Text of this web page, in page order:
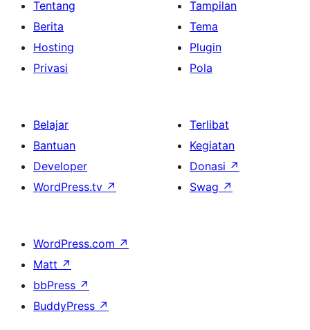
Tentang
Berita
Hosting
Privasi
Tampilan
Tema
Plugin
Pola
Belajar
Bantuan
Developer
WordPress.tv ↗
Terlibat
Kegiatan
Donasi ↗
Swag ↗
WordPress.com ↗
Matt ↗
bbPress ↗
BuddyPress ↗